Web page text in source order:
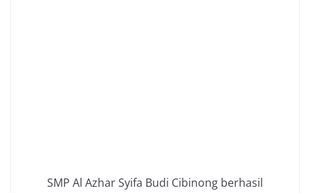
SMP Al Azhar Syifa Budi Cibinong berhasil